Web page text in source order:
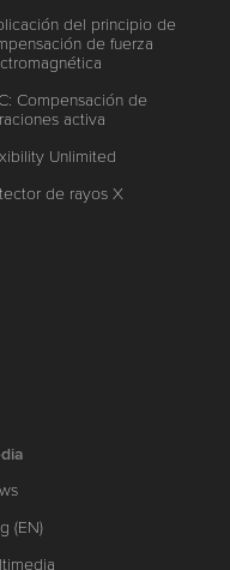
del principio de
de fuerza
Compensación de
activa
Unlimited
de rayos X
(EN)